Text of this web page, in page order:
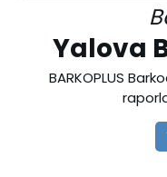
Yalova
BARKOPLUS